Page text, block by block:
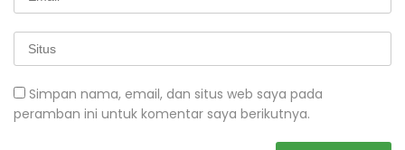
Simpan nama, email, dan situs web saya pada
peramban ini untuk komentar saya berikutnya.